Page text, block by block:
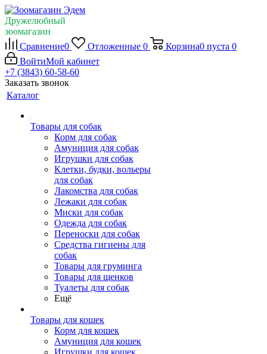
Дружелюбный
зоомагазин
Сравнение0 Отложенные 0 Корзина0 пуста 0
ВойтиМой кабинет
+7 (3843) 60-58-60
Заказать звонок
Каталог
Товары для собак
Корм для собак
Амуниция для собак
Игрушки для собак
Клетки, будки, вольеры
для собак
Лакомства для собак
Лежаки для собак
Миски для собак
Одежда для собак
Переноски для собак
Средства гигиены для
собак
Товары для груминга
Товары для щенков
Туалеты для собак
Ещё
Товары для кошек
Корм для кошек
Амуниция для кошек
Игрушки для кошек